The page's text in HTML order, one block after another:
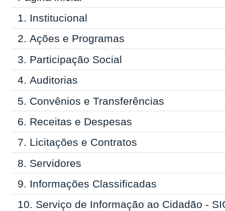
1. Institucional
2. Ações e Programas
3. Participação Social
4. Auditorias
5. Convênios e Transferências
6. Receitas e Despesas
7. Licitações e Contratos
8. Servidores
9. Informações Classificadas
10. Serviço de Informação ao Cidadão -